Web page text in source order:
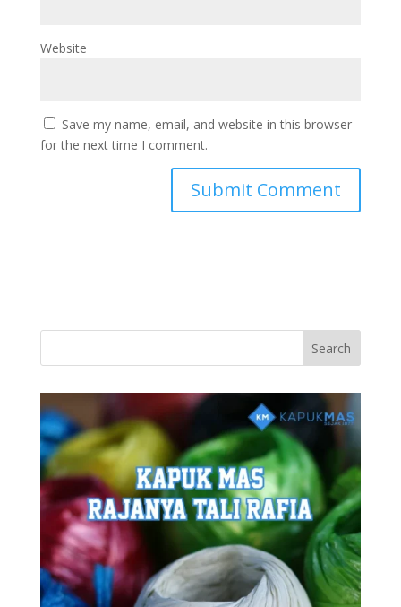
Website
Save my name, email, and website in this browser
for the next time I comment.